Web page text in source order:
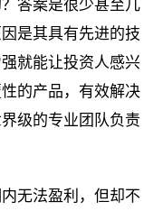
答案是很少甚至几
是其具有先进的技
就能让投资人感兴
的产品，有效解决
级的专业团队负责
无法盈利，但却不